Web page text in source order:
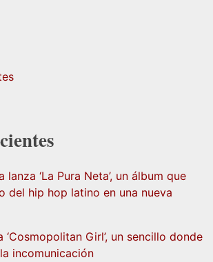
lanza ‘La Pura Neta’, un álbum que
del hip hop latino en una nueva
‘Cosmopolitan Girl’, un sencillo donde
incomunicación